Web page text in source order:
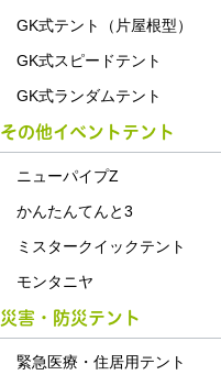
GK式テント（片屋根型）
GK式スピードテント
GK式ランダムテント
その他イベントテント
ニューパイプZ
かんたんてんと3
ミスタークイックテント
モンタニヤ
災害・防災テント
緊急医療・住居用テント